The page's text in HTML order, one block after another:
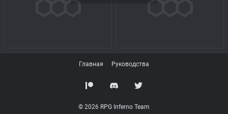
Главная Руководства
© 2026 RPG Inferno Team